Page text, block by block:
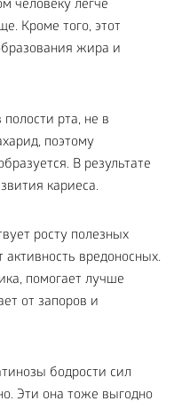
человеку легче
Кроме того, этот
жира и
рта, не в
поэтому
В результате
кариеса.
росту полезных
вредоносных.
помогает лучше
от запоров и
бодрости сил
Эти она тоже выгодно